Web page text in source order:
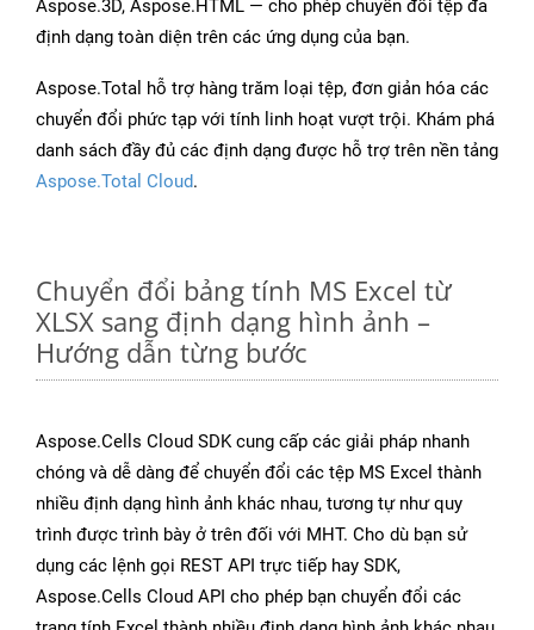
Aspose.3D, Aspose.HTML — cho phép chuyển đổi tệp đa
định dạng toàn diện trên các ứng dụng của bạn.
Aspose.Total hỗ trợ hàng trăm loại tệp, đơn giản hóa các
chuyển đổi phức tạp với tính linh hoạt vượt trội. Khám phá
danh sách đầy đủ các định dạng được hỗ trợ trên nền tảng
Aspose.Total Cloud.
Chuyển đổi bảng tính MS Excel từ
XLSX sang định dạng hình ảnh –
Hướng dẫn từng bước
Aspose.Cells Cloud SDK cung cấp các giải pháp nhanh
chóng và dễ dàng để chuyển đổi các tệp MS Excel thành
nhiều định dạng hình ảnh khác nhau, tương tự như quy
trình được trình bày ở trên đối với MHT. Cho dù bạn sử
dụng các lệnh gọi REST API trực tiếp hay SDK,
Aspose.Cells Cloud API cho phép bạn chuyển đổi các